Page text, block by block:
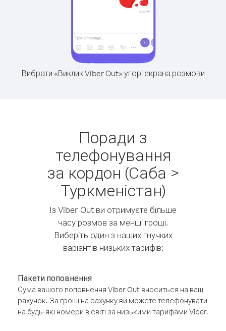
Вибрати «Виклик Viber Out» угорі екрана розмови
Поради з
телефонування
за кордон (Саба >
Туркменістан)
Із Viber Out ви отримуєте більше
часу розмов за менші гроші.
Виберіть один з наших гнучких
варіантів низьких тарифів:
Пакети поповнення
Сума вашого поповнення Viber Out вноситься на ваш
рахунок. За гроші на рахунку ви можете телефонувати
на будь-які номери в світі за низькими тарифами Viber.